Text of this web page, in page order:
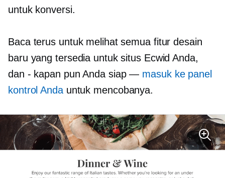
untuk konversi.
Baca terus untuk melihat semua fitur desain
baru yang tersedia untuk situs Ecwid Anda,
dan - kapan pun Anda siap — masuk ke panel
kontrol Andauntuk mencobanya.